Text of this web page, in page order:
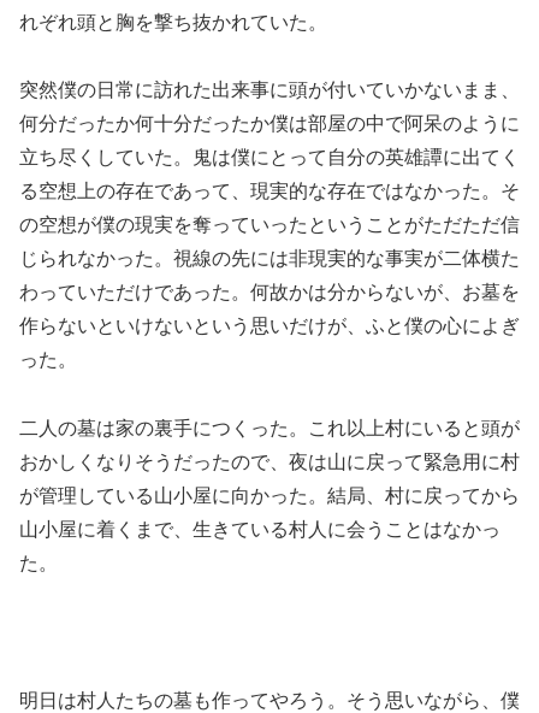
れぞれ頭と胸を撃ち抜かれていた。
突然僕の日常に訪れた出来事に頭が付いていかないまま、
何分だったか何十分だったか僕は部屋の中で阿呆のように
立ち尽くしていた。鬼は僕にとって自分の英雄譚に出てく
る空想上の存在であって、現実的な存在ではなかった。そ
の空想が僕の現実を奪っていったということがただただ信
じられなかった。視線の先には非現実的な事実が二体横た
わっていただけであった。何故かは分からないが、お墓を
作らないといけないという思いだけが、ふと僕の心によぎ
った。
二人の墓は家の裏手につくった。これ以上村にいると頭が
おかしくなりそうだったので、夜は山に戻って緊急用に村
が管理している山小屋に向かった。結局、村に戻ってから
山小屋に着くまで、生きている村人に会うことはなかっ
た。
明日は村人たちの墓も作ってやろう。そう思いながら、僕